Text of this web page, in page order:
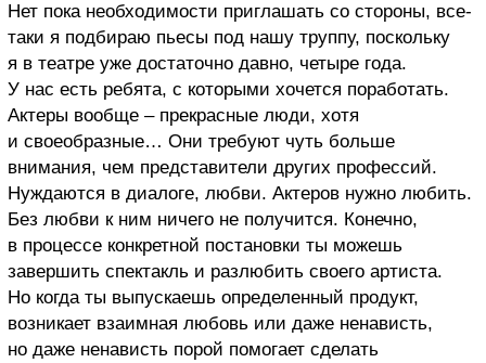
Нет пока необходимости приглашать со стороны, все-
таки я подбираю пьесы под нашу труппу, поскольку
я в театре уже достаточно давно, четыре года.
У нас есть ребята, с которыми хочется поработать.
Актеры вообще – прекрасные люди, хотя
и своеобразные… Они требуют чуть больше
внимания, чем представители других профессий.
Нуждаются в диалоге, любви. Актеров нужно любить.
Без любви к ним ничего не получится. Конечно,
в процессе конкретной постановки ты можешь
завершить спектакль и разлюбить своего артиста.
Но когда ты выпускаешь определенный продукт,
возникает взаимная любовь или даже ненависть,
но даже ненависть порой помогает сделать